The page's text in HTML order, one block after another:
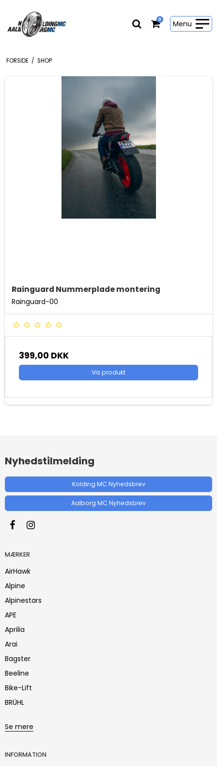
0 Menu
FORSIDE / SHOP
Rainguard Nummerplade montering
Rainguard-00
399,00 DKK
Vis produkt
Nyhedstilmelding
Kolding MC Nyhedsbrev
Aalborg MC Nyhedsbrev
MÆRKER
AirHawk
Alpine
Alpinestars
APE
Aprilia
Arai
Bagster
Beeline
Bike-Lift
BRÜHL
Se mere
INFORMATION